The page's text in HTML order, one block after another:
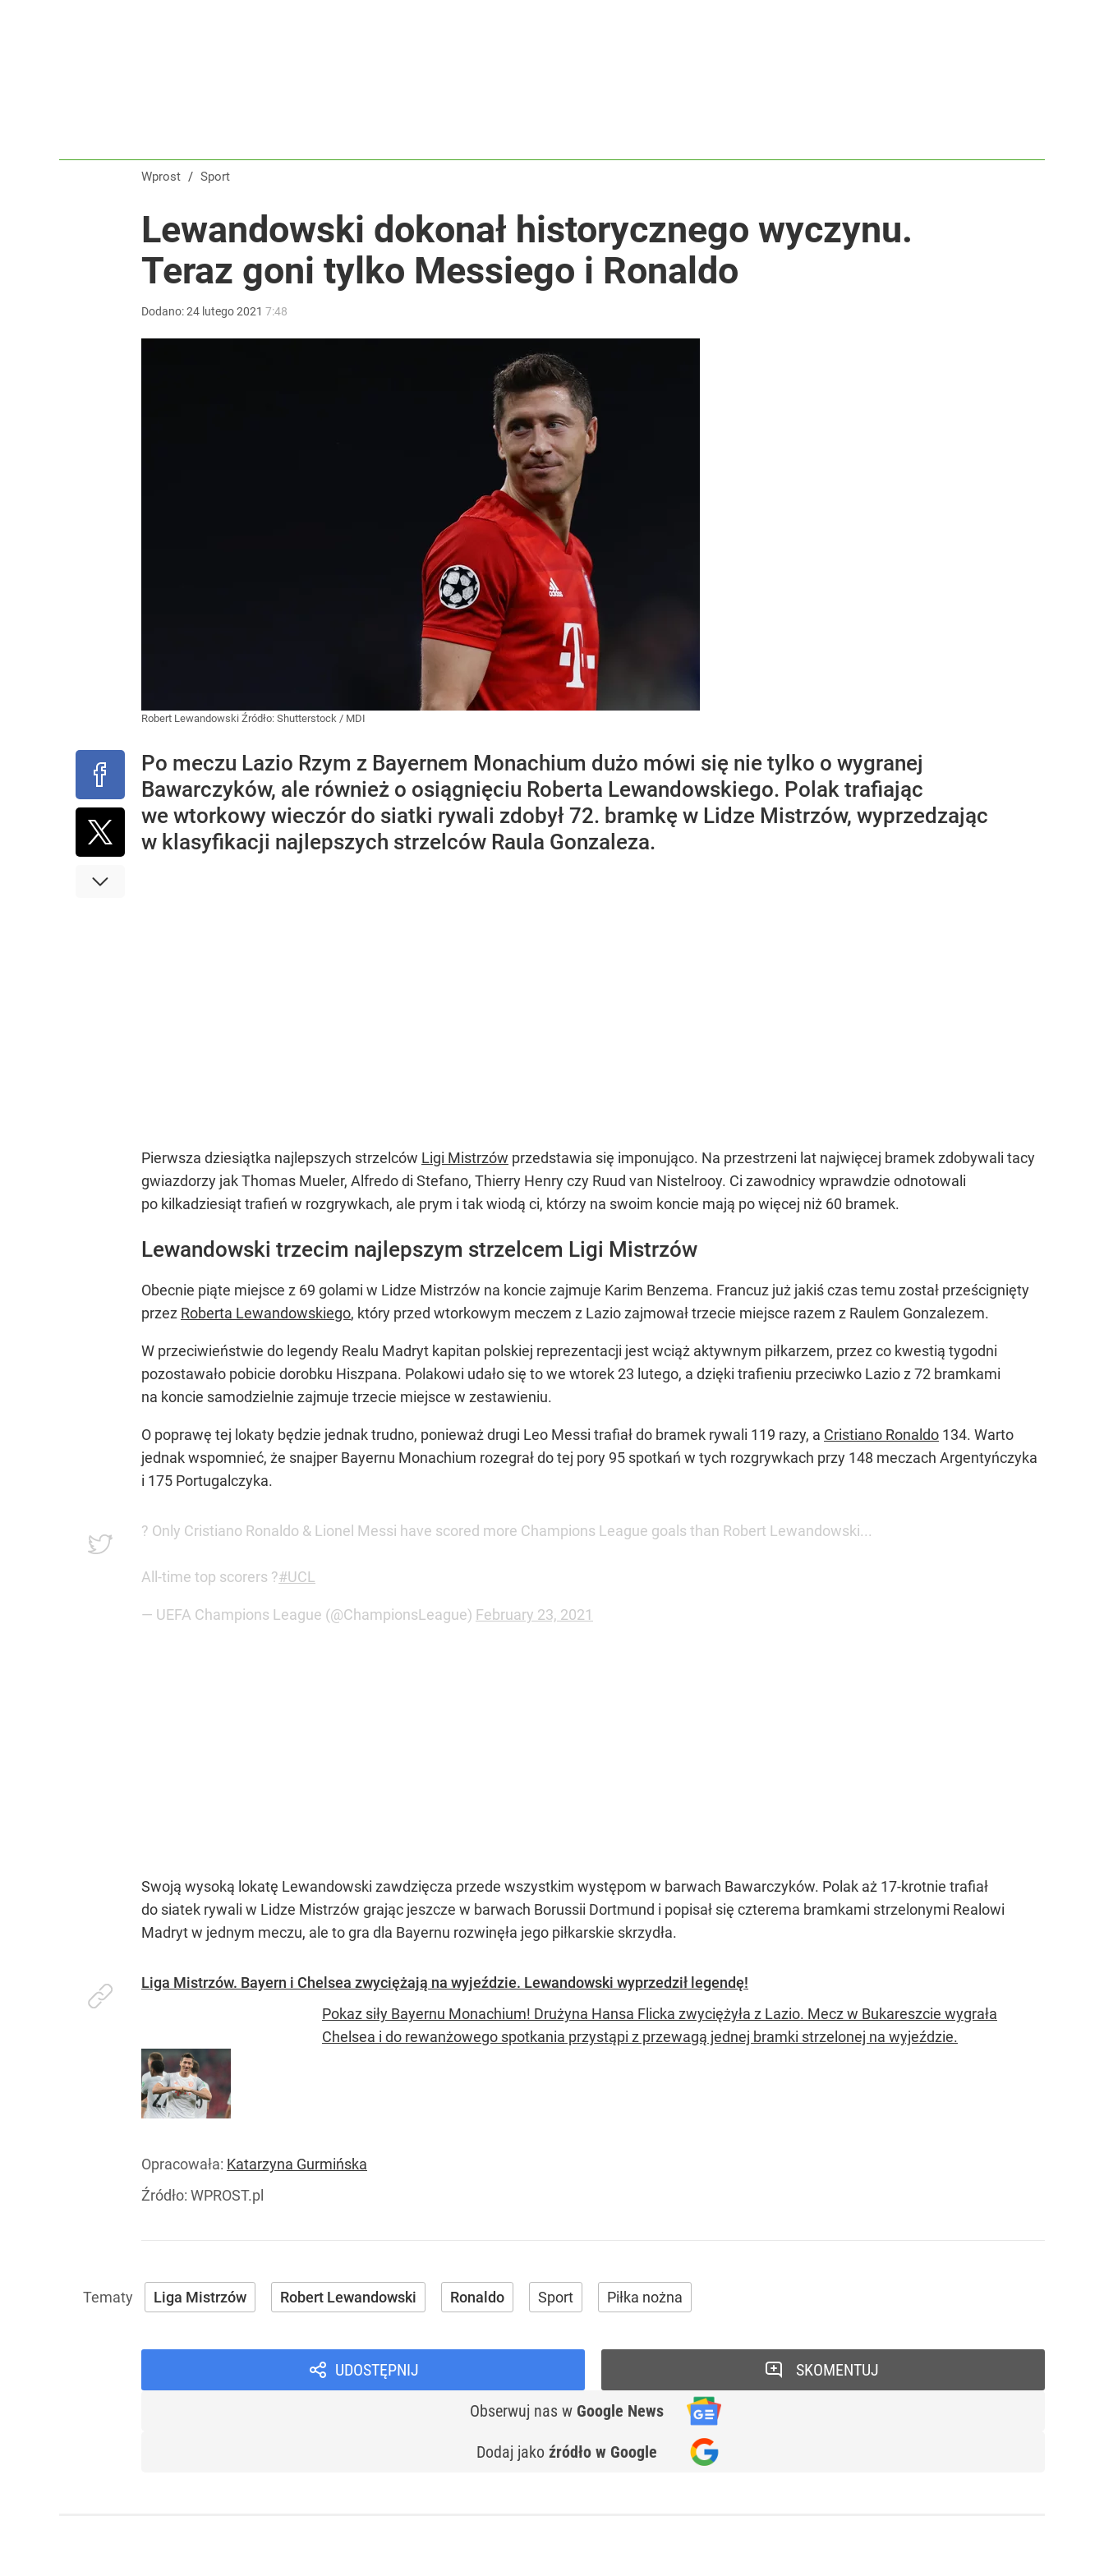
Wprost / Sport
Lewandowski dokonał historycznego wyczynu.
Teraz goni tylko Messiego i Ronaldo
Dodano:24 lutego2021 7:48
Robert Lewandowski Źródło: Shutterstock / MDI
Po meczu Lazio Rzym z Bayernem Monachium dużo mówi się nie tylko o wygranej
Bawarczyków, ale również o osiągnięciu Roberta Lewandowskiego. Polak trafiając
we wtorkowy wieczór do siatki rywali zdobył 72. bramkę w Lidze Mistrzów, wyprzedzając
w klasyfikacji najlepszych strzelców Raula Gonzaleza.
Pierwsza dziesiątka najlepszych strzelców Ligi Mistrzów przedstawia się imponująco. Na przestrzeni lat najwięcej bramek zdobywali tacy
gwiazdorzy jak Thomas Mueler, Alfredo di Stefano, Thierry Henry czy Ruud van Nistelrooy. Ci zawodnicy wprawdzie odnotowali
po kilkadziesiąt trafień w rozgrywkach, ale prym i tak wiodą ci, którzy na swoim koncie mają po więcej niż 60 bramek.
Lewandowski trzecim najlepszym strzelcem Ligi Mistrzów
Obecnie piąte miejsce z 69 golami w Lidze Mistrzów na koncie zajmuje Karim Benzema. Francuz już jakiś czas temu został prześcignięty
przez Roberta Lewandowskiego, który przed wtorkowym meczem z Lazio zajmował trzecie miejsce razem z Raulem Gonzalezem.
W przeciwieństwie do legendy Realu Madryt kapitan polskiej reprezentacji jest wciąż aktywnym piłkarzem, przez co kwestią tygodni
pozostawało pobicie dorobku Hiszpana. Polakowi udało się to we wtorek 23 lutego, a dzięki trafieniu przeciwko Lazio z 72 bramkami
na koncie samodzielnie zajmuje trzecie miejsce w zestawieniu.
O poprawę tej lokaty będzie jednak trudno, ponieważ drugi Leo Messi trafiał do bramek rywali 119 razy, a Cristiano Ronaldo 134. Warto
jednak wspomnieć, że snajper Bayernu Monachium rozegrał do tej pory 95 spotkań w tych rozgrywkach przy 148 meczach Argentyńczyka
i 175 Portugalczyka.
? Only Cristiano Ronaldo & Lionel Messi have scored more Champions League goals than Robert Lewandowski...
All-time top scorers ?#UCL
— UEFA Champions League (@ChampionsLeague) February 23, 2021
Swoją wysoką lokatę Lewandowski zawdzięcza przede wszystkim występom w barwach Bawarczyków. Polak aż 17-krotnie trafiał
do siatek rywali w Lidze Mistrzów grając jeszcze w barwach Borussii Dortmund i popisał się czterema bramkami strzelonymi Realowi
Madryt w jednym meczu, ale to gra dla Bayernu rozwinęła jego piłkarskie skrzydła.
Liga Mistrzów. Bayern i Chelsea zwyciężają na wyjeździe. Lewandowski wyprzedził legendę!
Pokaz siły Bayernu Monachium! Drużyna Hansa Flicka zwyciężyła z Lazio. Mecz w Bukareszcie wygrała
Chelsea i do rewanżowego spotkania przystąpi z przewagą jednej bramki strzelonej na wyjeździe.
Opracowała: Katarzyna Gurmińska
Źródło: WPROST.pl
Liga Mistrzów Robert Lewandowski Ronaldo Sport Piłka nożna
UDOSTĘPNIJ
Obserwuj nas w Google News
Dodaj jako źródło w Google
SKOMENTUJ